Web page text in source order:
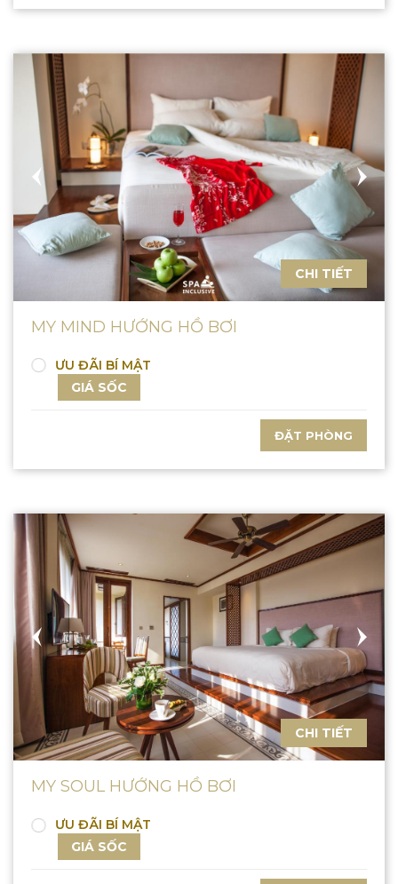
CHI TIẾT
MY MIND HƯỚNG HỒ BƠI
ƯU ĐÃI BÍ MẬT
GIÁ SỐC
ĐẶT PHÒNG
CHI TIẾT
MY SOUL HƯỚNG HỒ BƠI
ƯU ĐÃI BÍ MẬT
GIÁ SỐC